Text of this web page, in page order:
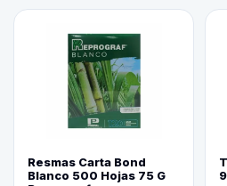
Resmas Carta Bond
Blanco 500 Hojas 75 G